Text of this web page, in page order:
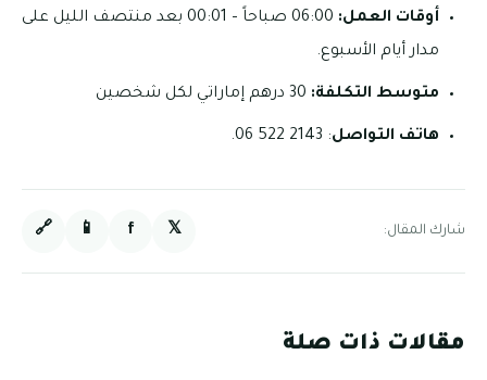
أوقات العمل:
06:00 صباحاً – 00:01 بعد منتصف الليل على
مدار أيام الأسبوع.
متوسط التكلفة:
هاتف التواصل: 2143 522 06.
شارك المقال: 𝕏
f
📱
🔗
مقالات ذات صلة